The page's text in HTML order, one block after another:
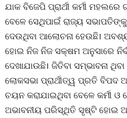
ଯାକ ବିଜେପି ପ୍ରାର୍ଥୀ କର୍ମୀ
ବେଳେ ସେଥିପାଇଁ ରାଜ୍ୟ
ଦେଉଥିବା ଆଲୋଚନା ହେଉଛି। ଅବଶ୍ୟ
ହୋଇ ନିଜ ନିଜ ସକ୍ଷମ ଅନୁସାରେ
ଦେଖାଯାଉଛି। ଜିତିବା ସମ୍ଭାବନା
ଲୋକସଭା ପ୍ରାର୍ଥୀତ୍ୱ ପ୍ରତି ବିପଦ
ଚୟନ କରାଯାଇଥିବା ବେଳେ କର୍ମୀ
ଅଭାବନୀୟ ପରିସ୍ଥିତି ସୃଷ୍ଟି ହୋଇ